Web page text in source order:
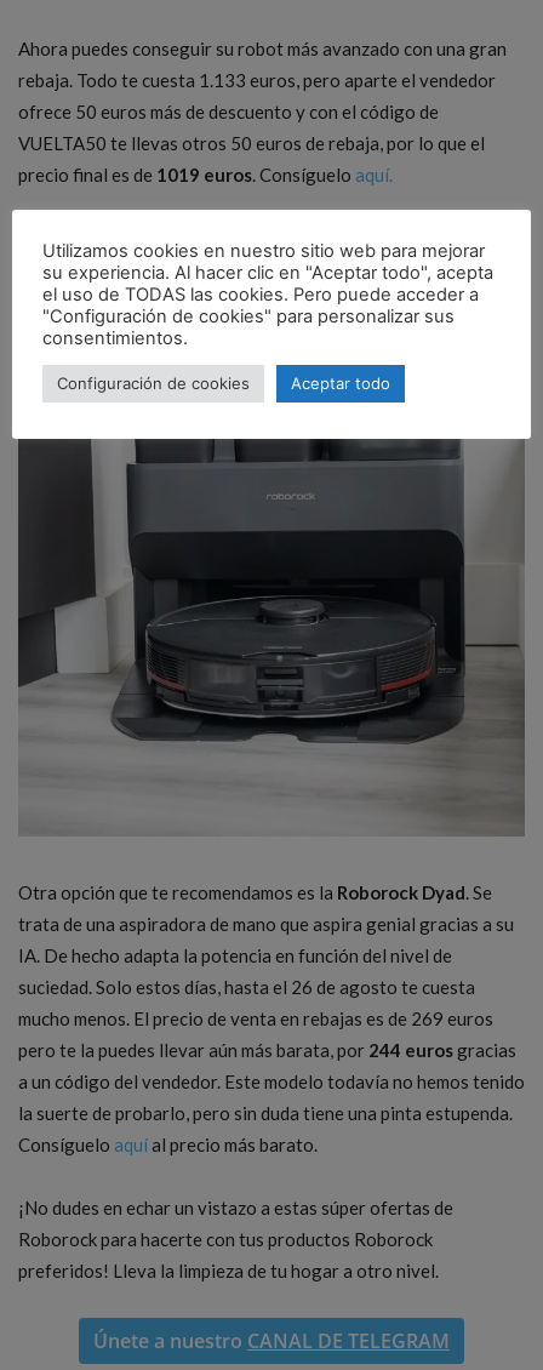
Ahora puedes conseguir su robot más avanzado con una gran
rebaja. Todo te cuesta 1.133 euros, pero aparte el vendedor
ofrece 50 euros más de descuento y con el código de
VUELTA50 te llevas otros 50 euros de rebaja, por lo que el
precio final es de 1019 euros . Consíguelo aquí.
Otra opción que te recomendamos es la Roborock Dyad. Se
trata de una aspiradora de mano que aspira genial gracias a su
IA. De hecho adapta la potencia en función del nivel de
suciedad. Solo estos días, hasta el 26 de agosto te cuesta
mucho menos. El precio de venta en rebajas es de 269 euros
pero te la puedes llevar aún más barata, por 244 eurosgracias
a un código del vendedor. Este modelo todavía no hemos tenido
la suerte de probarlo, pero sin duda tiene una pinta estupenda.
Consíguelo aquíal precio más barato.
¡No dudes en echar un vistazo a estas súper ofertas de
Roborock para hacerte con tus productos Roborock
preferidos! Lleva la limpieza de tu hogar a otro nivel.
Únete a nuestro CANAL DE TELEGRAM
Utilizamos cookies en nuestro sitio web para mejorar
su experiencia. Al hacer clic en "Aceptar todo", acepta
el uso de TODAS las cookies. Pero puede acceder a
"Configuración de cookies" para personalizar sus
consentimientos.
Configuración de cookies Aceptar todo